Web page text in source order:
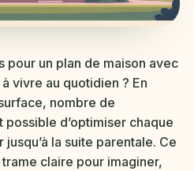
pour un plan de maison avec
vivre au quotidien ? En
nombre de
d’optimiser chaque
la suite parentale. Ce
claire pour imaginer,